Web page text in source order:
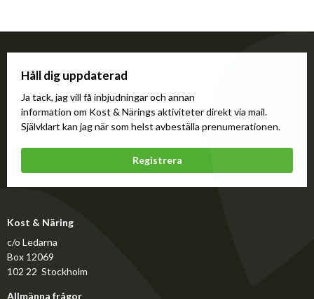
Håll dig uppdaterad
Ja tack, jag vill få inbjudningar och annan
information om Kost & Närings aktiviteter direkt via mail.
Självklart kan jag när som helst avbeställa prenumerationen.
Registrera
Kost & Näring
c/o Ledarna
Box 12069
102 22 Stockholm
Allmänna frågor